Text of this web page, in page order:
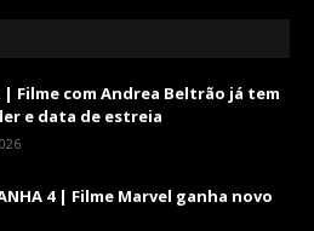
| Filme com Andrea Beltrão já tem
e data de estreia
4 | Filme Marvel ganha novo